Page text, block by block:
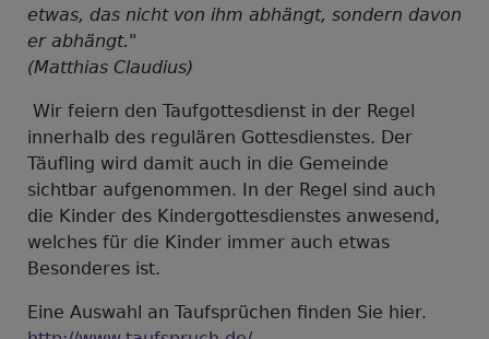
etwas, das nicht von ihm abhängt, sondern davon
er abhängt."
(Matthias Claudius)
Wir feiern den Taufgottesdienst in der Regel
innerhalb des regulären Gottesdienstes. Der
Täufling wird damit auch in die Gemeinde
sichtbar aufgenommen. In der Regel sind auch
die Kinder des Kindergottesdienstes anwesend,
welches für die Kinder immer auch etwas
Besonderes ist.
Eine Auswahl an Taufsprüchen finden Sie hier.